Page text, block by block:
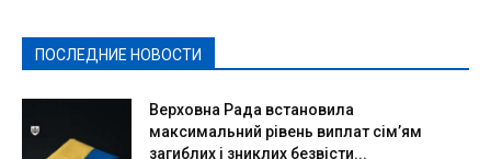
ПОСЛЕДНИЕ НОВОСТИ
Верховна Рада встановила
максимальний рівень виплат сім’ям
загиблих і зниклих безвісти...